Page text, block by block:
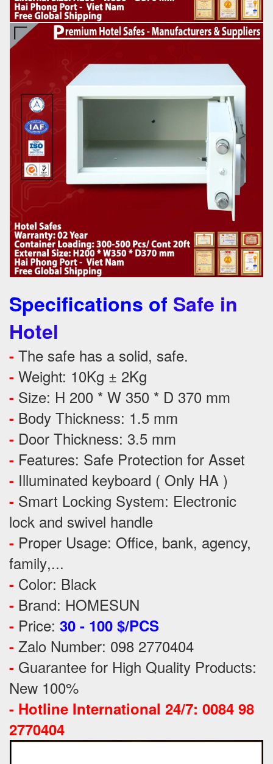
Specifications of Safe in
Hotel
- The safe has a solid, safe.
- Weight: 10Kg ± 2Kg
- Size: H 200 * W 350 * D 370 mm
- Body Thickness: 1.5 mm
- Door Thickness: 3.5 mm
- Features: Safe Protection for Asset
- Illuminated keyboard ( Only HA )
- Smart Locking System: Electronic
lock and swivel handle
- Proper Usage: Office, bank, agency,
family,...
- Color: Black
- Brand: HOMESUN
- Price: 30 - 100 $/PCS
- Zalo Number: 098 2770404
- Guarantee for High Quality Products:
New 100%
- Hotline International 24/7: 0084 98
2770404